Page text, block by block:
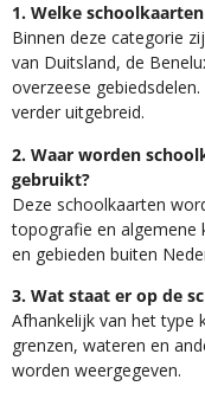
1. Welke
Binnen deze categorie
van Duitsland, de
overzeese
verder uitgebreid.
2. Waar worden
gebruikt?
Deze schoolkaarten
topografie en algemene
en gebieden buiten
3. Wat staat er op de
Afhankelijk van het type
grenzen, wateren en
worden weergegeven.